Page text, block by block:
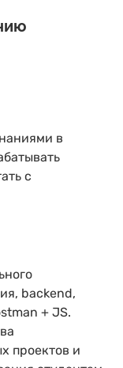
со студентами
у мня уходило
мне
и поиску
доплачивать ни
в
с
backend,
+ JS.
проектов и